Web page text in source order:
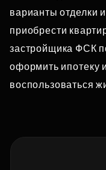
варианты отделки
приобрести
застройщика ФСК
оформить ипотеку
воспользоваться